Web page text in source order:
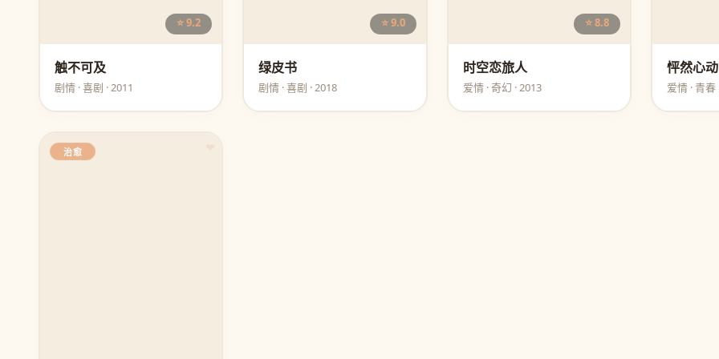
⭐ 9.2
触不可及
剧情 · 喜剧 · 2011
⭐ 9.0
绿皮书
剧情 · 喜剧 · 2018
⭐ 8.8
时空恋旅人
爱情 · 奇幻 · 2013
怦然心动
爱情 · 青春
治愈